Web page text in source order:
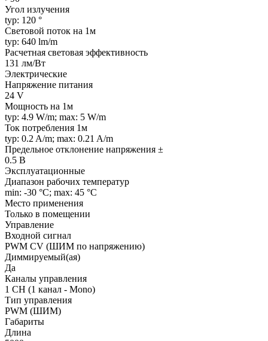
Угол излучения
typ: 120 °
Световой поток на 1м
typ: 640 lm/m
Расчетная световая эффективность
131 лм/Вт
Электрические
Напряжение питания
24 V
Мощность на 1м
typ: 4.9 W/m; max: 5 W/m
Ток потребления 1м
typ: 0.2 A/m; max: 0.21 A/m
Предельное отклонение напряжения ±
0.5 В
Эксплуатационные
Диапазон рабочих температур
min: -30 °C; max: 45 °C
Место применения
Только в помещении
Управление
Входной сигнал
PWM СV (ШИМ по напряжению)
Диммируемый(ая)
Да
Каналы управления
1 CH (1 канал - Mono)
Тип управления
PWM (ШИМ)
Габариты
Длина